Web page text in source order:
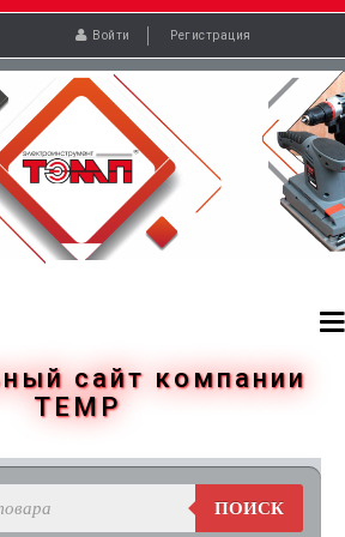
Войти Регистрация
сайт компании
TEMP
ПОИСК